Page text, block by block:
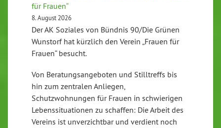
für Frauen“
8. August 2026
Der AK Soziales von Bündnis 90/Die Grünen
Wunstorf hat kürzlich den Verein „Frauen für
Frauen“ besucht.
Von Beratungsangeboten und Stilltreffs bis
hin zum zentralen Anliegen,
Schutzwohnungen für Frauen in schwierigen
Lebenssituationen zu schaffen: Die Arbeit des
Vereins ist unverzichtbar und verdient noch